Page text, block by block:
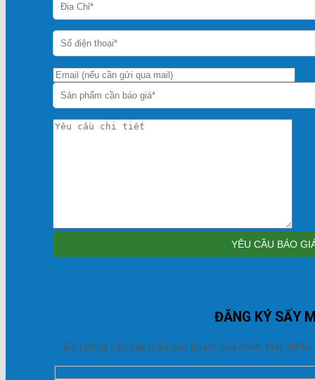
ĐĂNG KÝ SẤY
Bạn đang cần sấy mẫu sản phẩm của mình. Hãy để